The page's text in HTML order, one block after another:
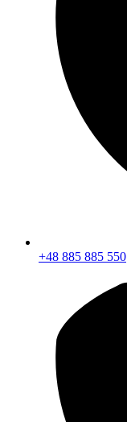
+48 885 885 550